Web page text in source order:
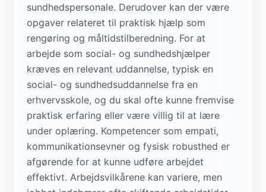
sundhedspersonale. Derudover kan der være
opgaver relateret til praktisk hjælp som
rengøring og måltidstilberedning. For at
arbejde som social- og sundhedshjælper
kræves en relevant uddannelse, typisk en
social- og sundhedsuddannelse fra en
erhvervsskole, og du skal ofte kunne fremvise
praktisk erfaring eller være villig til at lære
under oplæring. Kompetencer som empati,
kommunikationsevner og fysisk robusthed er
afgørende for at kunne udføre arbejdet
effektivt. Arbejdsvilkårene kan variere, men